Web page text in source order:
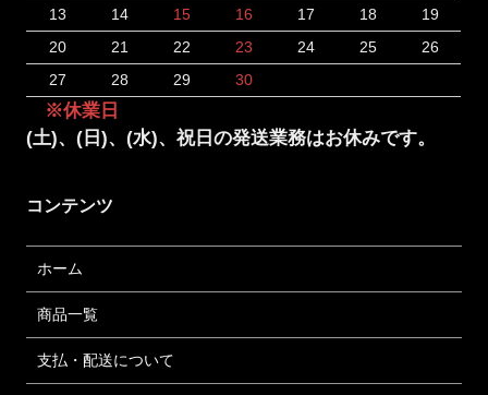
13
14 15 16 17 18
19
20
21 22 23 24 25
26
27
28 29 30
※休業日
(土)、(日)、(水)、祝日の発送業務はお休みです。
コンテンツ
ホーム
商品一覧
支払・配送について